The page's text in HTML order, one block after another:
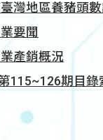
灣地區養豬頭
要聞
產銷概況
115~126期目錄